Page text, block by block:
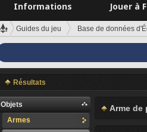
Informations Jouer à
Guides du jeu Base de données
Résultats
Objets
Armes
Arme de